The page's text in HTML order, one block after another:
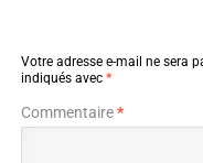
Votre adresse e-mail ne sera
indiqués avec *
Commentaire*